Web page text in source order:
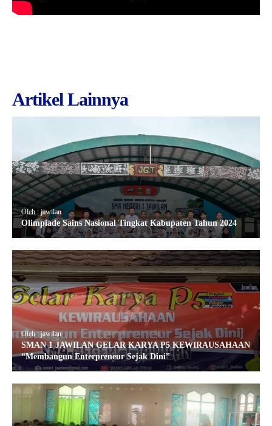
Artikel Lainnya
Oleh : jawilan
Olimpiade Sains Nasional Tingkat Kabupaten Tahun 2024
Oleh : jawilan
SMAN 1 JAWILAN GELAR KARYA P5 KEWIRAUSAHAAN
“Membangun Enterpreneur Sejak Dini”